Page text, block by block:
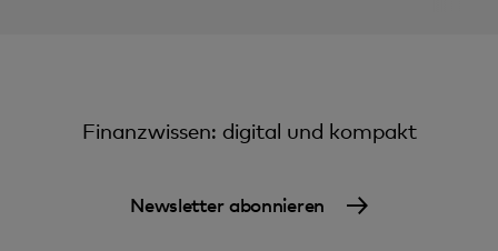
Finanzwissen: digital und kompakt
Newsletter abonnieren